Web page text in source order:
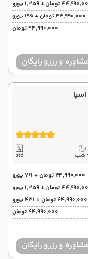
تومان + ۱٬۳۵۹ یورو
۴۴٬۹۹۰٬۰۰۰ تومان + ۱۹۵ یورو
۴۴٬۹۹۰٬۰۰۰ تومان
و رزرو رایگان
std
۴۴٬۹۹۰٬۰۰۰ تومان + ۷۶۱ یورو
تومان + ۱٬۳۵۹ یورو
۴۴٬۹۹۰٬۰۰۰ تومان + ۴۳۱ یورو
۴۴٬۹۹۰٬۰۰۰ تومان
و رزرو رایگان